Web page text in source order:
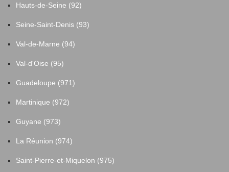
Hauts-de-Seine (92)
Seine-Saint-Denis (93)
Val-de-Marne (94)
Val-d'Oise (95)
Guadeloupe (971)
Martinique (972)
Guyane (973)
La Réunion (974)
Saint-Pierre-et-Miquelon (975)